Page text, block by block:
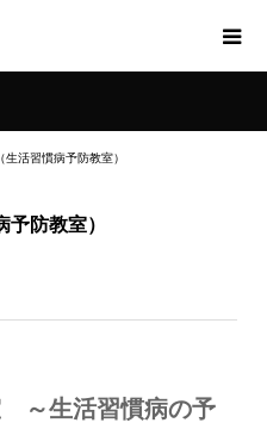
活習慣病予防教室）
防教室）
～生活習慣病の予